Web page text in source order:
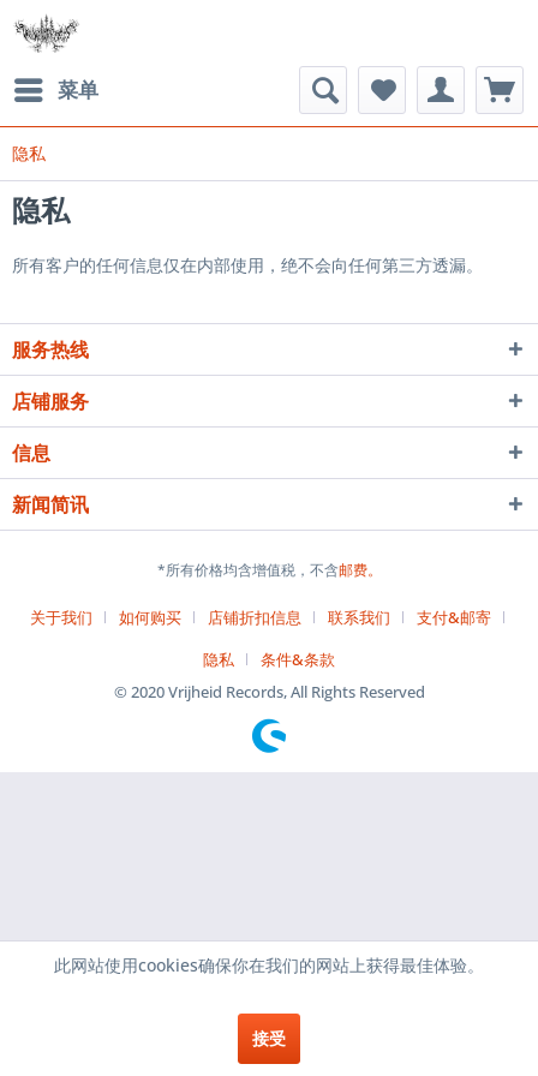
菜单
隐私
隐私
所有客户的任何信息仅在内部使用，绝不会向任何第三方透漏。
服务热线
店铺服务
信息
新闻简讯
*所有价格均含增值税，不含邮费。
关于我们 如何购买 店铺折扣信息 联系我们
支付&邮寄
隐私
条件&条款
© 2020 Vrijheid Records, All Rights Reserved
此网站使用cookies确保你在我们的网站上获得最佳体验。
接受